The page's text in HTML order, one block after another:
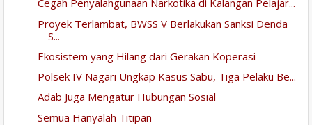
Cegah Penyalahgunaan Narkotika di Kalangan Pelajar...
Proyek Terlambat, BWSS V Berlakukan Sanksi Denda
S...
Ekosistem yang Hilang dari Gerakan Koperasi
Polsek IV Nagari Ungkap Kasus Sabu, Tiga Pelaku Be...
Adab Juga Mengatur Hubungan Sosial
Semua Hanyalah Titipan